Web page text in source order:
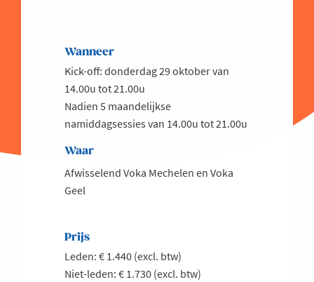
Wanneer
Kick-off: donderdag 29 oktober van
14.00u tot 21.00u
Nadien 5 maandelijkse
namiddagsessies van 14.00u tot 21.00u
Waar
Afwisselend Voka Mechelen en Voka
Geel
Prijs
Leden: € 1.440 (excl. btw)
Niet-leden: € 1.730 (excl. btw)